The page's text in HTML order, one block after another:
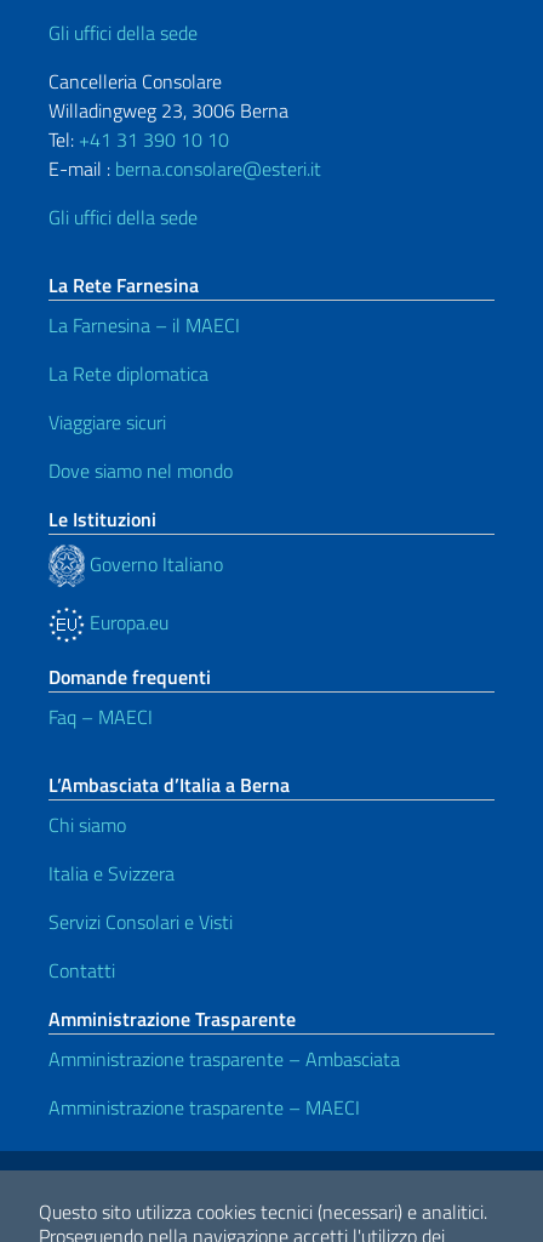
Questo sito utilizza cookies tecnici (necessari) e analitici.
Proseguendo nella navigazione accetti l'utilizzo dei
Gli uffici della sede
Cancelleria Consolare
Willadingweg 23, 3006 Berna
Tel: +41 31 390 10 10
E-mail : berna.consolare@esteri.it
Gli uffici della sede
La Rete Farnesina
La Farnesina – il MAECI
La Rete diplomatica
Viaggiare sicuri
Dove siamo nel mondo
Le Istituzioni
Governo Italiano
Europa.eu
Domande frequenti
Faq – MAECI
L’Ambasciata d’Italia a Berna
Chi siamo
Italia e Svizzera
Servizi Consolari e Visti
Contatti
Amministrazione Trasparente
Amministrazione trasparente – Ambasciata
Amministrazione trasparente – MAECI
Link Utili